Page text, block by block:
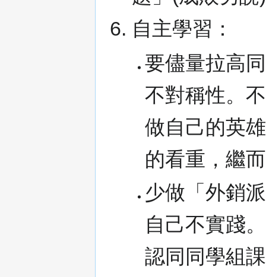
自主學習：
要儘量拉高
不對稱性。
做自己的英
的看重，繼
少做「外銷
自己不實踐
認同同學組